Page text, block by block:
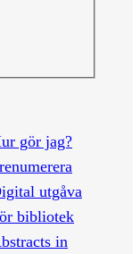
gör jag?
utgåva
bibliotek
in